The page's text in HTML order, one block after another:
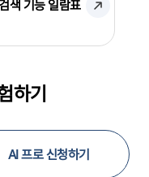
색 기능 일람표
하기
AI 프로 신청하기